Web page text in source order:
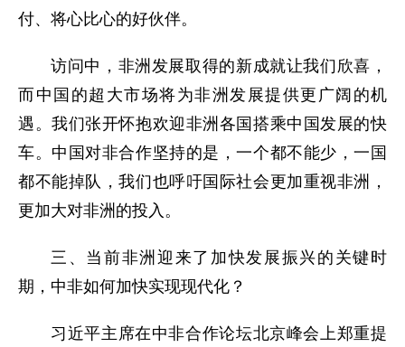
付、将心比心的好伙伴。
访问中，非洲发展取得的新成就让我们欣喜，
而中国的超大市场将为非洲发展提供更广阔的机
遇。我们张开怀抱欢迎非洲各国搭乘中国发展的快
车。中国对非合作坚持的是，一个都不能少，一国
都不能掉队，我们也呼吁国际社会更加重视非洲，
更加大对非洲的投入。
三、当前非洲迎来了加快发展振兴的关键时
期，中非如何加快实现现代化？
习近平主席在中非合作论坛北京峰会上郑重提